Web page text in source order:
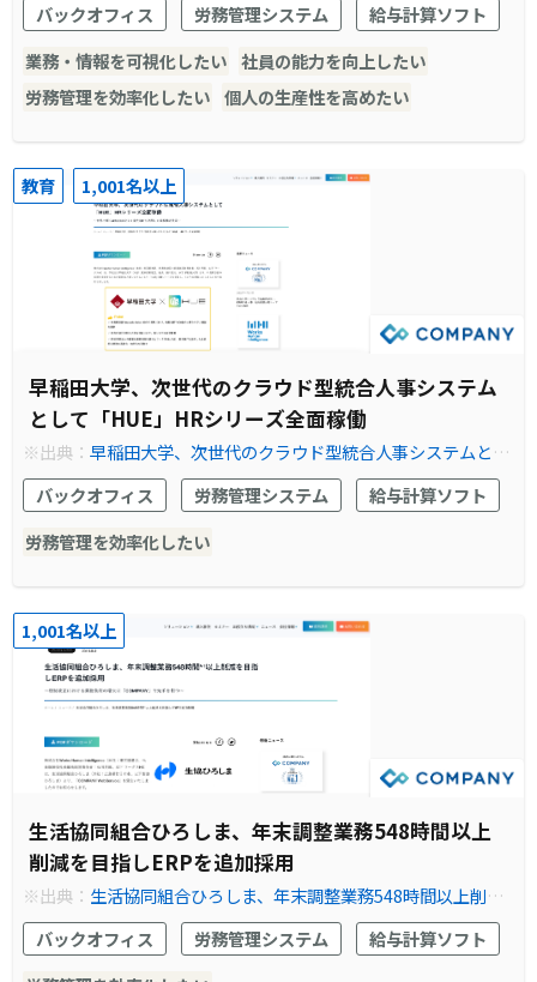
バックオフィス 労務管理システム
給与計算ソフト
業務・情報を可視化したい 社員の能力を向上したい
労務管理を効率化したい 個人の生産性を高めたい
教育 1,001名以上
早稲田大学、次世代のクラウド型統合人事システム
として「HUE」HRシリーズ全面稼働
※出典：早稲田大学、次世代のクラウド型統合人事システムとし
て「HUE」HRシリーズ全面稼働 | Works Human Intelligence
バックオフィス 労務管理システム
給与計算ソフト
労務管理を効率化したい
1,001名以上
生活協同組合ひろしま、年末調整業務548時間以上
削減を目指しERPを追加採用
※出典： 生活協同組合ひろしま、年末調整業務548時間以上削減
を目指しERPを追加採用｜Works Human Intelligence
バックオフィス 労務管理システム
給与計算ソフト